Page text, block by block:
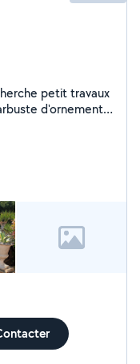
petit travaux